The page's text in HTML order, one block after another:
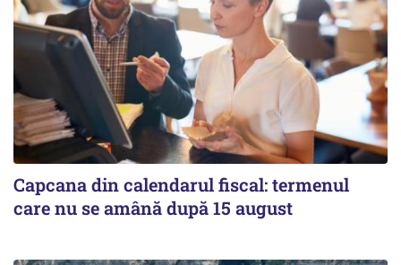
Capcana din calendarul fiscal: termenul
care nu se amână după 15 august